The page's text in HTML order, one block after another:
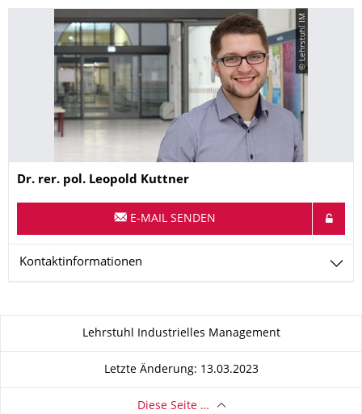
© Lehrstuhl IM
Name
Dr. rer. pol. Leopold Kuttner
E-MAIL SENDEN
Kontaktinformationen
Zu dieser SeiteLehrstuhl Industrielles Management
Letzte Änderung: 13.03.2023
Diese Seite …